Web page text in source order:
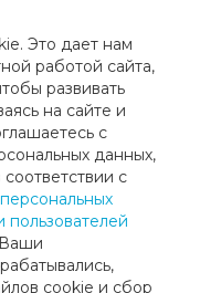
Это дает нам
работой сайта,
развивать
на сайте и
с
данных,
с
пользователей
cookie и сбор
клуба